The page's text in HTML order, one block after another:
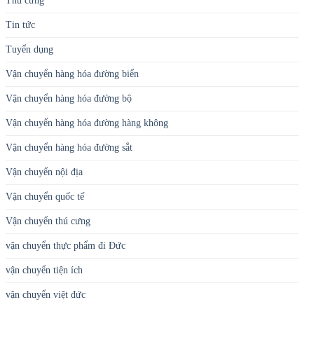
Tin tức
Tuyển dụng
Vận chuyển hàng hóa đường biển
Vận chuyển hàng hóa đường bộ
Vận chuyển hàng hóa đường hàng không
Vận chuyển hàng hóa đường sắt
Vận chuyển nội địa
Vận chuyển quốc tế
Vận chuyển thú cưng
vận chuyển thực phẩm đi Đức
vận chuyển tiện ích
vận chuyển việt đức